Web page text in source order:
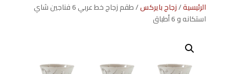
الرئيسية/زجاج بايركس
/ طقم زجاج خط عربي 6 فناجين شاي
استكانه و 6 أطباق